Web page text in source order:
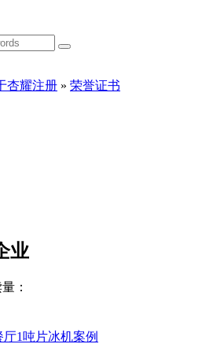
杏耀注册 » 荣誉证书
业
：
厅1吨片冰机案例